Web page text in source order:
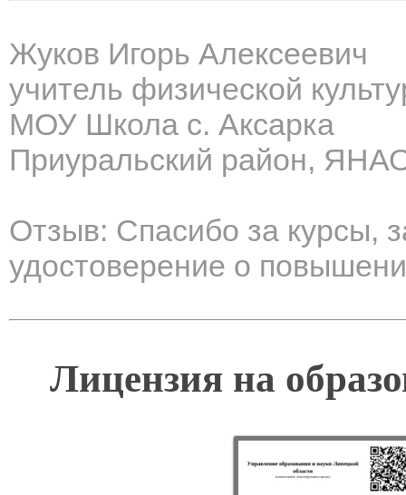
Жуков Игорь Алексеевич
учитель физической
МОУ Школа с. Аксарка
Приуральский район,
Отзыв: Спасибо за курсы,
удостоверение о
Лицензия на